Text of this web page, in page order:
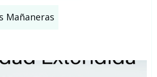
Mañaneras